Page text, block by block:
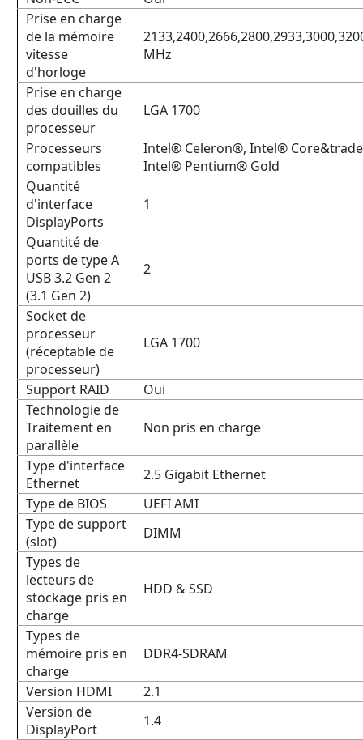
Prise en charge
de la mémoire
vitesse
d'horloge
MHz
Prise en charge
des douilles du
processeur
LGA 1700
Processeurs
compatibles
Intel® Celeron®, Intel®
Intel® Pentium® Gold
Quantité
d'interface
DisplayPorts
1
Quantité de
ports de type A
USB 3.2 Gen 2
(3.1 Gen 2)
2
Socket de
processeur
(réceptable de
processeur)
LGA 1700
Support RAID
Oui
Technologie de
Traitement en
parallèle
Non pris en charge
Type d'interface
Ethernet
2.5 Gigabit Ethernet
Type de BIOS
UEFI AMI
Type de support
(slot)
DIMM
Types de
lecteurs de
stockage pris en
charge
HDD & SSD
Types de
mémoire pris en
charge
DDR4-SDRAM
Version HDMI
2.1
Version de
DisplayPort
1.4